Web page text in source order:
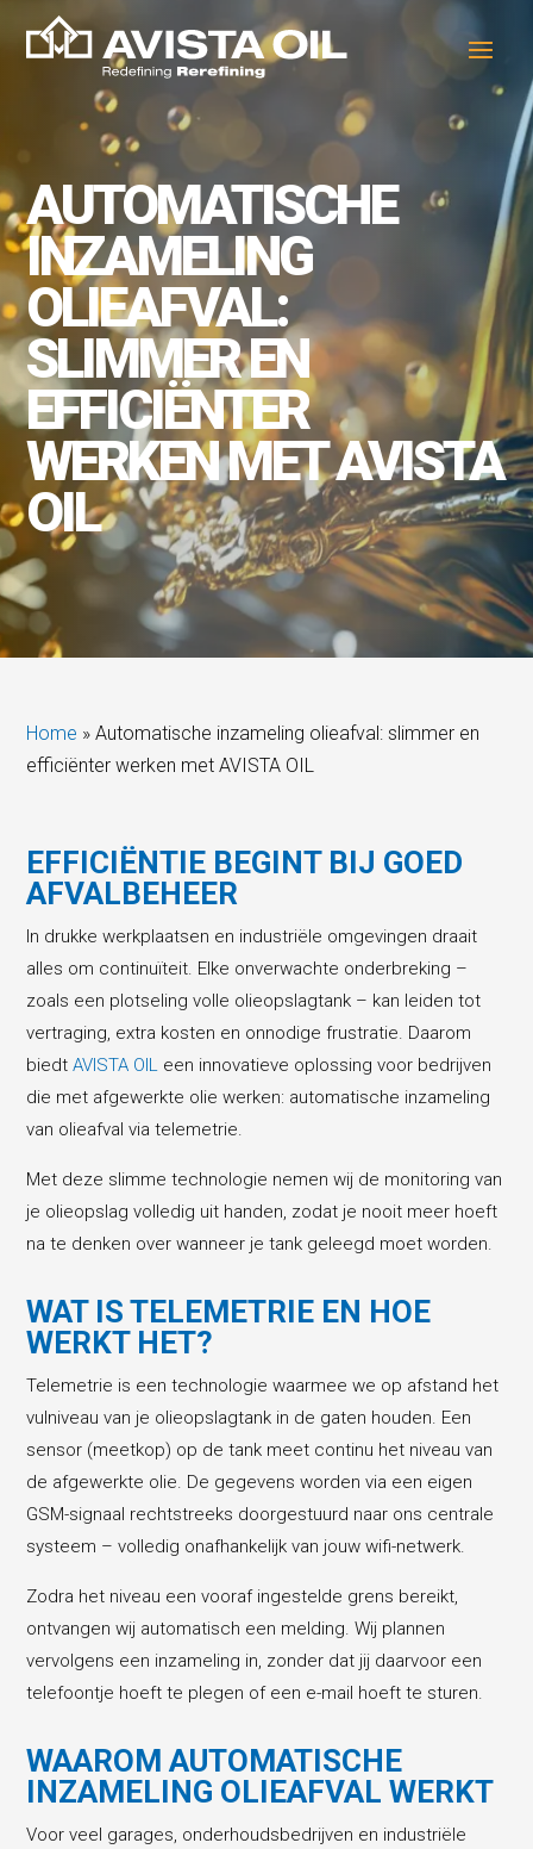
AUTOMATISCHE
INZAMELING
OLIEAFVAL:
SLIMMER EN
EFFICIËNTER
WERKEN MET AVISTA
OIL
Home »Automatische inzameling olieafval: slimmer en
efficiënter werken met AVISTA OIL
EFFICIËNTIE BEGINT BIJ GOED
AFVALBEHEER
In drukke werkplaatsen en industriële omgevingen draait
alles om continuïteit. Elke onverwachte onderbreking –
zoals een plotseling volle olieopslagtank – kan leiden tot
vertraging, extra kosten en onnodige frustratie. Daarom
biedtAVISTA OIL een innovatieve oplossing voor bedrijven
die met afgewerkte olie werken: automatische inzameling
van olieafval via telemetrie.
Met deze slimme technologie nemen wij de monitoring van
je olieopslag volledig uit handen, zodat je nooit meer hoeft
na te denken over wanneer je tank geleegd moet worden.
WAT IS TELEMETRIE EN HOE
WERKT HET?
Telemetrie is een technologie waarmee we op afstand het
vulniveau van je olieopslagtank in de gaten houden. Een
sensor (meetkop) op de tank meet continu het niveau van
de afgewerkte olie. De gegevens worden via een eigen
GSM-signaal rechtstreeks doorgestuurd naar ons centrale
systeem – volledig onafhankelijk van jouw wifi-netwerk.
Zodra het niveau een vooraf ingestelde grens bereikt,
ontvangen wij automatisch een melding. Wij plannen
vervolgens een inzameling in, zonder dat jij daarvoor een
telefoontje hoeft te plegen of een e-mail hoeft te sturen.
WAAROM AUTOMATISCHE
INZAMELING OLIEAFVAL WERKT
Voor veel garages, onderhoudsbedrijven en industriële